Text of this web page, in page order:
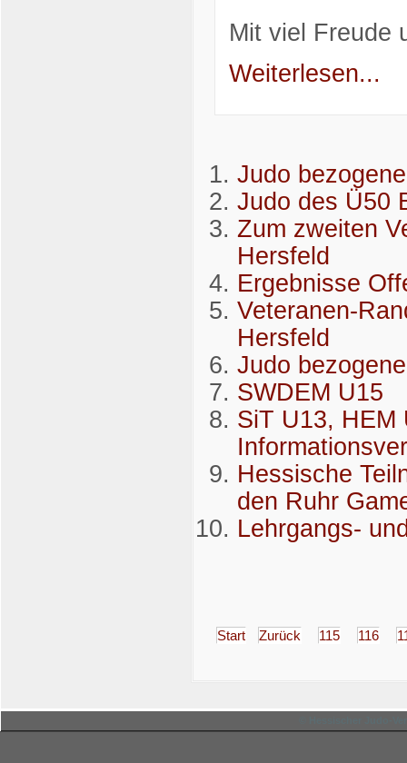
Mit viel Freude
Weiterlesen...
Judo
Judo des Ü50
Zum zweiten
Hersfeld
Ergebnisse
Veteranen-
Hersfeld
Judo
SWDEM U15
SiT U13, HEM
Hessische
den Ruhr
Lehrgangs-
Start Zurück 115 116